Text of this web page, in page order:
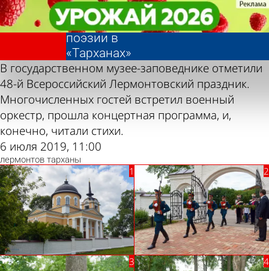
Лермонтовский
праздник
поэзии в
«Тарханах»
Фотолента,
«Культура»
В государственном музее-заповеднике отметили
48-й Всероссийский Лермонтовский праздник.
Многочисленных гостей встретил военный
оркестр, прошла концертная программа, и,
конечно, читали стихи.
6 июля 2019, 11:00
лермонтов тарханы
Лермонтовский
праздник
поэзии в
«Тарханах»
Фотолента,
«Культура»